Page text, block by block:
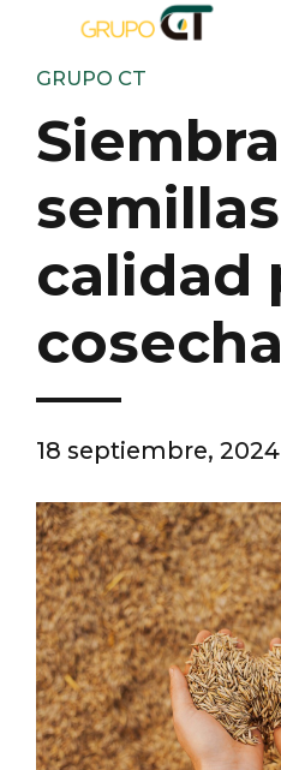
GRUPO CT
Siembra
calidad
cosecha
18 septiembre, 2024